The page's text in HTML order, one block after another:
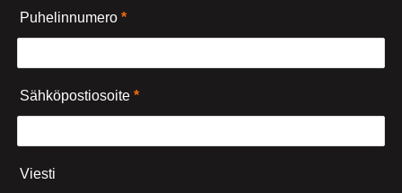
Puhelinnumero*
Sähköpostiosoite*
Viesti